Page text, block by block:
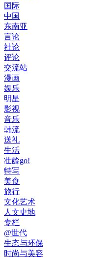
国际
中国
东南亚
言论
社论
评论
交流站
漫画
娱乐
明星
影视
音乐
韩流
送礼
生活
壮龄go!
特写
美食
旅行
文化艺术
人文史地
专栏
@世代
生态与环保
时尚与美容